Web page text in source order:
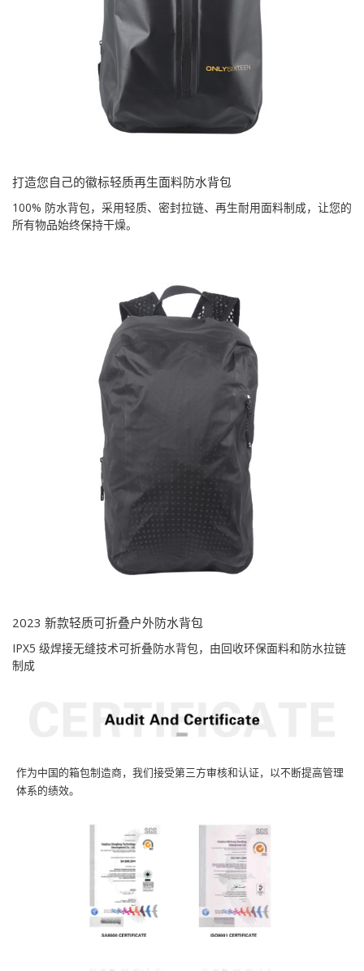
打造您自己的徽标轻质再生面料防水背包
100% 防水背包，采用轻质、密封拉链、再生耐用面料制成，让您的
所有物品始终保持干燥。
2023 新款轻质可折叠户外防水背包
IPX5 级焊接无缝技术可折叠防水背包，由回收环保面料和防水拉链
制成
作为中国的箱包制造商，我们接受第三方审核和认证，以不断提高管理
体系的绩效。